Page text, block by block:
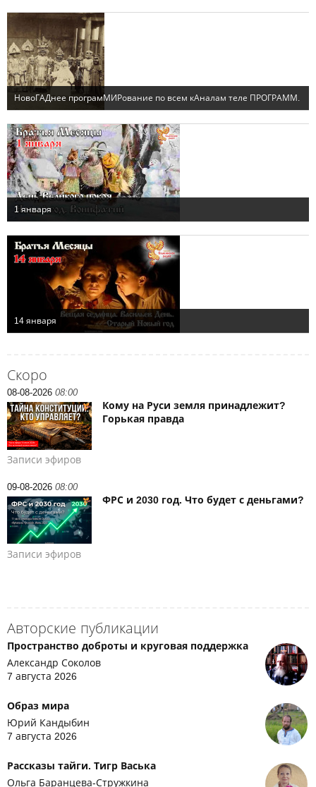
Скоро
08-08-2026 08:00
Кому на Руси земля принадлежит?
Горькая правда
Записи эфиров
09-08-2026 08:00
ФРС и 2030 год. Что будет с деньгами?
Записи эфиров
Авторские публикации
Пространство доброты и круговая поддержка
Александр Соколов
7 августа 2026
Образ мира
Юрий Кандыбин
7 августа 2026
Рассказы тайги. Тигр Васька
Ольга Баранцева-Стружкина